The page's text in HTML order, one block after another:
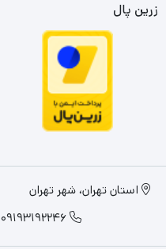
زرین پال
استان تهران، شهر تهران
09193192246